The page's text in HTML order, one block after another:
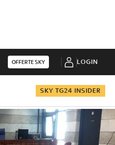
OFFERTE SKY LOGIN
SKY TG24 INSIDER